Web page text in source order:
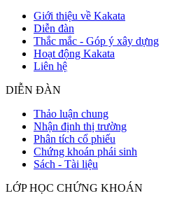
Giới thiệu về Kakata
Diễn đàn
Thắc mắc - Góp ý xây dựng
Hoạt động Kakata
Liên hệ
DIỄN ĐÀN
Thảo luận chung
Nhận định thị trường
Phân tích cổ phiếu
Chứng khoán phái sinh
Sách - Tài liệu
LỚP HỌC CHỨNG KHOÁN